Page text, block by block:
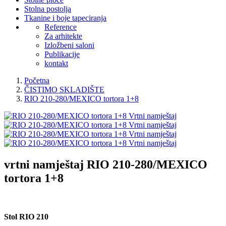
Stolna postolja
Tkanine i boje tapeciranja
Reference
Za arhitekte
Izložbeni saloni
Publikacije
kontakt
Početna
ČISTIMO SKLADIŠTE
RIO 210-280/MEXICO tortora 1+8
vrtni namještaj RIO 210-280/MEXICO
tortora 1+8
Stol RIO 210